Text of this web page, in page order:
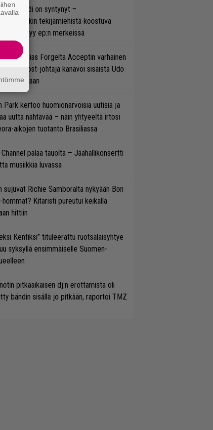
on syntynyt –
tekijämiehistä koostuva
esittäytyy ep:n merkeissä
Tobias Forgelta Acceptin varhainen
– Ghost-johtaja kanavoi sisäistä Udo
Park kertoo huomionarvoisia uutisia ja
uutta nähtävää – näin yhtyeeltä irtosi
aikojen tuotanto Brasiliassa
Channel palaa tauolta – Jäähallikonsertti
musiikkia luvassa
sujuvat Richie Samboralta nykyään Bon
hommat? Kitaristi pureutui keikalla
hittiin
Kentiksi” tituleerattu ruotsalaisyhtye
syksyllä ensimmäiselle Suomen-
pitkäaikaisen dj:n erottamista oli
bändin sisällä jo pitkään, raportoi TMZ